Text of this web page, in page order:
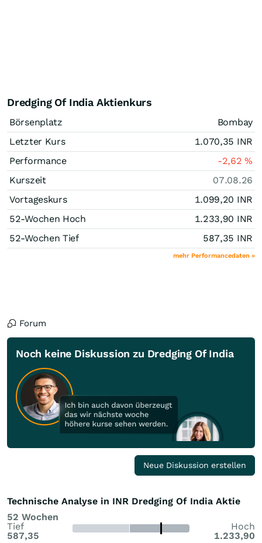
Dredging Of India Aktienkurs
Börsenplatz
Bombay
Letzter Kurs
1.070,35 INR
Performance
-2,62%
Kurszeit
07.08.26
Vortageskurs
1.099,20 INR
52-Wochen Hoch
1.233,90 INR
52-Wochen Tief
587,35 INR
mehr Performancedaten »
Forum
Noch keine Diskussion zu Dredging Of India
Neue Diskussion erstellen
Technische Analyse in INR Dredging Of India Aktie
52 Wochen
Tief
587,35
Hoch
1.233,90